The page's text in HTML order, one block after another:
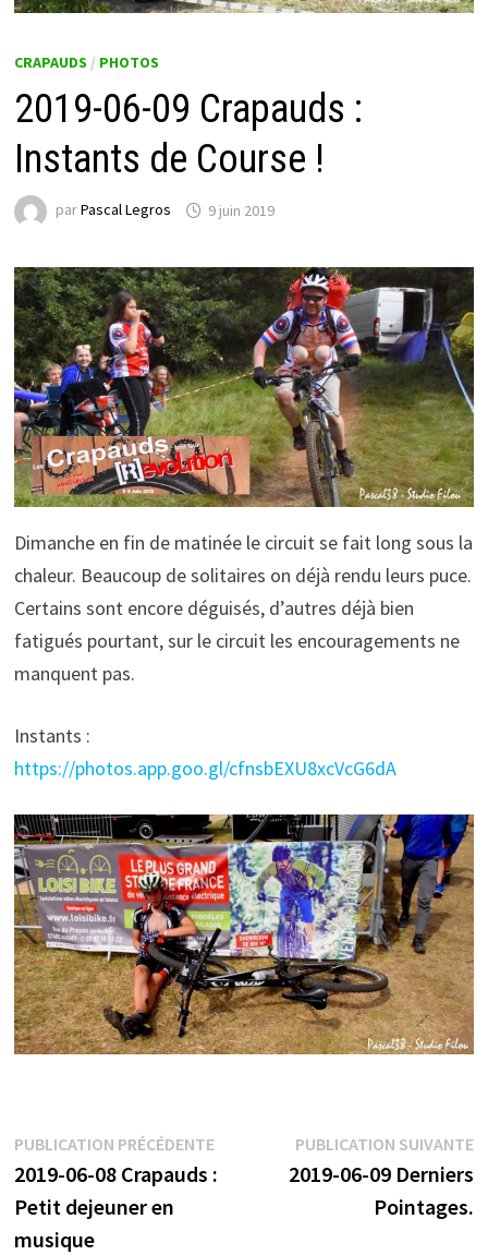
CRAPAUDS / PHOTOS
2019-06-09 Crapauds :
Instants de Course !
parPascal Legros 9 juin 2019
Dimanche en fin de matinée le circuit se fait long sous la
chaleur. Beaucoup de solitaires on déjà rendu leurs puce.
Certains sont encore déguisés, d’autres déjà bien
fatigués pourtant, sur le circuit les encouragements ne
manquent pas.
Instants :
https://photos.app.goo.gl/cfnsbEXU8xcVcG6dA
Navigation
de
l’article
PUBLICATION PRÉCÉDENTEPublication
précédente :
2019-06-08 Crapauds :
Petit dejeuner en
musique
PUBLICATION SUIVANTE
2019-06-09 Derniers
Pointages.